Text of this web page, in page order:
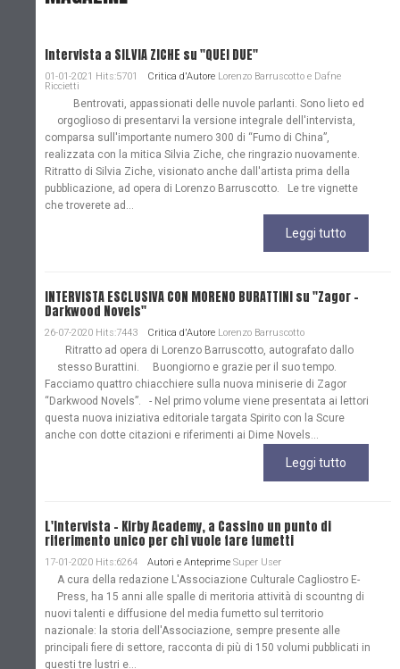
Intervista a SILVIA ZICHE su "QUEI DUE"
01-01-2021 Hits:5701 Critica d'Autore Lorenzo Barruscotto e Dafne
Riccietti
Bentrovati, appassionati delle nuvole parlanti. Sono lieto ed
orgoglioso di presentarvi la versione integrale dell'intervista,
comparsa sull'importante numero 300 di “Fumo di China”,
realizzata con la mitica Silvia Ziche, che ringrazio nuovamente.
Ritratto di Silvia Ziche, visionato anche dall'artista prima della
pubblicazione, ad opera di Lorenzo Barruscotto. Le tre vignette
che troverete ad...
Leggi tutto
INTERVISTA ESCLUSIVA CON MORENO BURATTINI su "Zagor -
Darkwood Novels"
26-07-2020 Hits:7443 Critica d'Autore Lorenzo Barruscotto
Ritratto ad opera di Lorenzo Barruscotto, autografato dallo
stesso Burattini. Buongiorno e grazie per il suo tempo.
Facciamo quattro chiacchiere sulla nuova miniserie di Zagor
“Darkwood Novels”. - Nel primo volume viene presentata ai lettori
questa nuova iniziativa editoriale targata Spirito con la Scure
anche con dotte citazioni e riferimenti ai Dime Novels...
Leggi tutto
L'Intervista - Kirby Academy, a Cassino un punto di
riferimento unico per chi vuole fare fumetti
17-01-2020 Hits:6264 Autori e Anteprime Super User
A cura della redazione L'Associazione Culturale Cagliostro E-
Press, ha 15 anni alle spalle di meritoria attività di scountng di
nuovi talenti e diffusione del media fumetto sul territorio
nazionale: la storia dell'Associazione, sempre presente alle
principali fiere di settore, racconta di più di 150 volumi pubblicati in
questi tre lustri e...